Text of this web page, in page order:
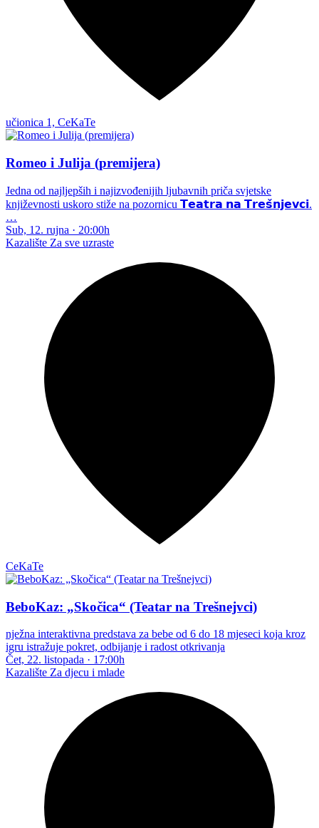
učionica 1, CeKaTe
Romeo i Julija (premijera)
Jedna od najljepših i najizvođenijih ljubavnih priča svjetske
književnosti uskoro stiže na pozornicu 𝗧𝗲𝗮𝘁𝗿𝗮 𝗻𝗮 𝗧𝗿𝗲𝘀̌𝗻𝗷𝗲𝘃𝗰𝗶.
…
Sub, 12. rujna · 20:00h
Kazalište Za sve uzraste
CeKaTe
BeboKaz: „Skočica“ (Teatar na Trešnejvci)
nježna interaktivna predstava za bebe od 6 do 18 mjeseci koja kroz
igru istražuje pokret, odbijanje i radost otkrivanja
Čet, 22. listopada · 17:00h
Kazalište Za djecu i mlade